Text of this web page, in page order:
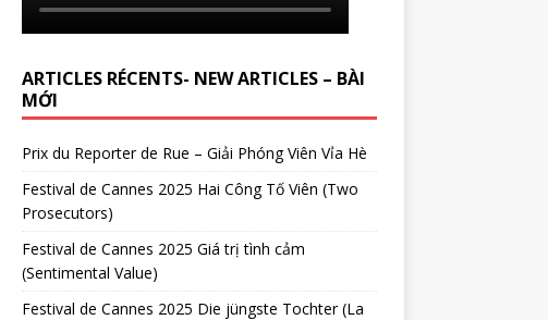
ARTICLES RÉCENTS- NEW ARTICLES – BÀI
MỚI
Prix du Reporter de Rue – Giải Phóng Viên Vỉa Hè
Festival de Cannes 2025 Hai Công Tố Viên (Two
Prosecutors)
Festival de Cannes 2025 Giá trị tình cảm
(Sentimental Value)
Festival de Cannes 2025 Die jüngste Tochter (La